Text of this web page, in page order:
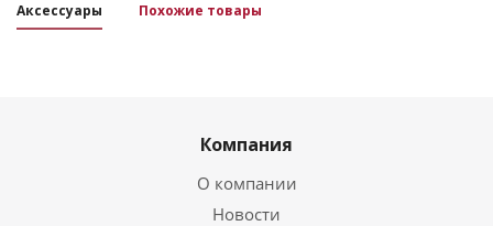
Аксессуары Похожие товары
Компания
О компании
Новости